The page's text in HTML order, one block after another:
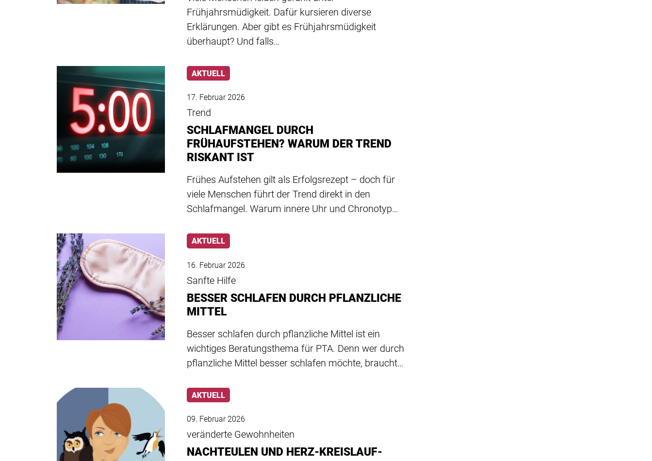
Frühjahrsmüdigkeit. Dafür kursieren diverse
Erklärungen. Aber gibt es Frühjahrsmüdigkeit
überhaupt? Und falls…
AKTUELL
17. Februar 2026
Trend
SCHLAFMANGEL DURCH
FRÜHAUFSTEHEN? WARUM DER TREND
RISKANT IST
Frühes Aufstehen gilt als Erfolgsrezept – doch für
viele Menschen führt der Trend direkt in den
Schlafmangel. Warum innere Uhr und Chronotyp…
AKTUELL
16. Februar 2026
Sanfte Hilfe
BESSER SCHLAFEN DURCH PFLANZLICHE
MITTEL
Besser schlafen durch pflanzliche Mittel ist ein
wichtiges Beratungsthema für PTA. Denn wer durch
pflanzliche Mittel besser schlafen möchte, braucht…
AKTUELL
09. Februar 2026
veränderte Gewohnheiten
NACHTEULEN UND HERZ-KREISLAUF-